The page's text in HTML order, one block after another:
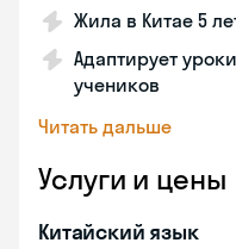
Жила в Китае 5
Адаптирует
учеников
Читать дальше
Услуги и цены
Китайский язык